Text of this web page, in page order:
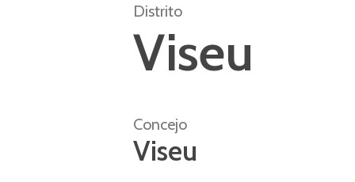
Distrito
Viseu
Concejo
Viseu